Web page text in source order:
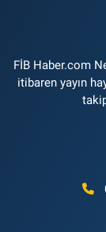
FİB Haber.com
itibaren yayın